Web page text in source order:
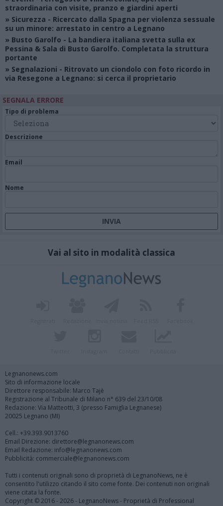
straordinaria con visite, pranzo e giardini aperti
» Sicurezza - Ricercato dalla Spagna per violenza sessuale
su un minore: arrestato in centro a Legnano
» Busto Garolfo - La bandiera italiana svetta sulla ex
Pessina & Sala di Busto Garolfo. Completata la struttura
portante
» Segnalazioni - Ritrovato un ciondolo con foto ricordo in
via Resegone a Legnano: si cerca il proprietario
SEGNALA ERRORE
Tipo di problema
Descrizione
Email
Nome
Vai al sito in modalità classica
Legnanonews.com
Sito di informazione locale
Direttore responsabile: Marco Tajè
Registrazione al Tribunale di Milano n° 639 del 23/10/08
Redazione: Via Matteotti, 3 (presso Famiglia Legnanese)
20025 Legnano (MI)
Cell.: +39.393.9013760
Email Direzione: direttore@legnanonews.com
Email Redazione: info@legnanonews.com
Pubblicità: commerciale@legnanonews.com
Tutti i contenuti originali sono di proprietà di LegnanoNews, ne è
consentito l'utilizzo citando il sito come fonte. Dei contenuti non originali
viene citata la fonte.
Copyright © 2016 - 2026 - LegnanoNews - Proprietà di Professional